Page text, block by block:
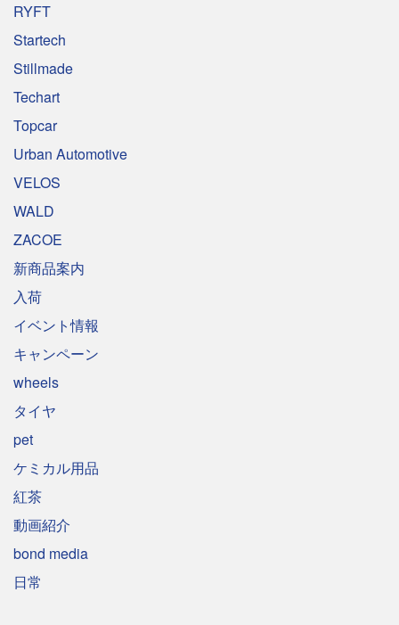
RYFT
Startech
Stillmade
Techart
Topcar
Urban Automotive
VELOS
WALD
ZACOE
新商品案内
入荷
イベント情報
キャンペーン
wheels
タイヤ
pet
ケミカル用品
紅茶
動画紹介
bond media
日常